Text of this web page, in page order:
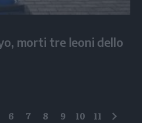
morti tre leoni dello
6 7 8 9 10 11